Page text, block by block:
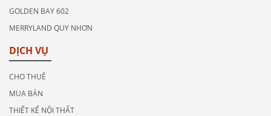
GOLDEN BAY 602
MERRYLAND QUY NHƠN
DỊCH VỤ
CHO THUÊ
MUA BÁN
THIẾT KẾ NỘI THẤT